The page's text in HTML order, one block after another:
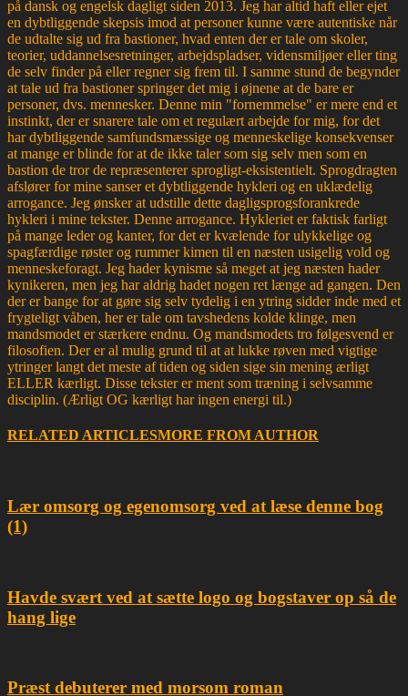
på dansk og engelsk dagligt siden 2013. Jeg har altid haft eller ejet
en dybtliggende skepsis imod at personer kunne være autentiske når
de udtalte sig ud fra bastioner, hvad enten der er tale om skoler,
teorier, uddannelsesretninger, arbejdspladser, vidensmiljøer eller ting
de selv finder på eller regner sig frem til. I samme stund de begynder
at tale ud fra bastioner springer det mig i øjnene at de bare er
personer, dvs. mennesker. Denne min "fornemmelse" er mere end et
instinkt, der er snarere tale om et regulært arbejde for mig, for det
har dybtliggende samfundsmæssige og menneskelige konsekvenser
at mange er blinde for at de ikke taler som sig selv men som en
bastion de tror de repræsenterer sprogligt-eksistentielt. Sprogdragten
afslører for mine sanser et dybtliggende hykleri og en uklædelig
arrogance. Jeg ønsker at udstille dette dagligsprogsforankrede
hykleri i mine tekster. Denne arrogance. Hykleriet er faktisk farligt
på mange leder og kanter, for det er kvælende for ulykkelige og
spagfærdige røster og rummer kimen til en næsten usigelig vold og
menneskeforagt. Jeg hader kynisme så meget at jeg næsten hader
kynikeren, men jeg har aldrig hadet nogen ret længe ad gangen. Den
der er bange for at gøre sig selv tydelig i en ytring sidder inde med et
frygteligt våben, her er tale om tavshedens kolde klinge, men
mandsmodet er stærkere endnu. Og mandsmodets tro følgesvend er
filosofien. Der er al mulig grund til at at lukke røven med vigtige
ytringer langt det meste af tiden og siden sige sin mening ærligt
ELLER kærligt. Disse tekster er ment som træning i selvsamme
disciplin. (Ærligt OG kærligt har ingen energi til.)
RELATED ARTICLESMORE FROM AUTHOR
Lær omsorg og egenomsorg ved at læse denne bog
(1)
Havde svært ved at sætte logo og bogstaver op så de
hang lige
Præst debuterer med morsom roman